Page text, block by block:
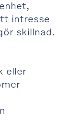
intresse
skillnad.
eller